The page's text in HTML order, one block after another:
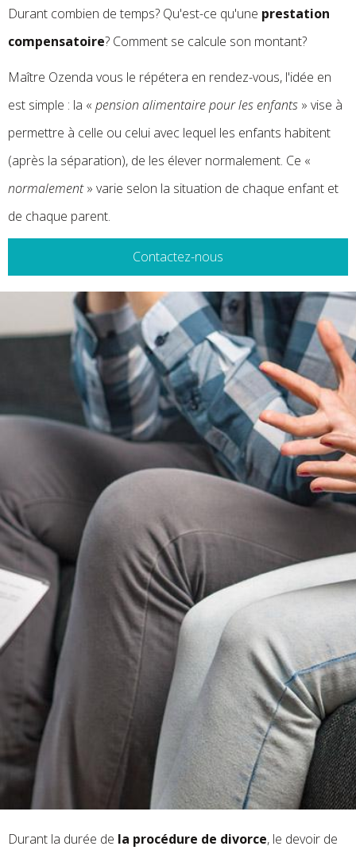
Durant combien de temps? Qu'est-ce qu'une prestation
compensatoire? Comment se calcule son montant?
Maître Ozenda vous le répétera en rendez-vous, l'idée en
est simple : la « pension alimentaire pour les enfants » vise à
permettre à celle ou celui avec lequel les enfants habitent
(après la séparation), de les élever normalement. Ce «
normalement» varie selon la situation de chaque enfant et
de chaque parent.
Contactez-nous
Durant la durée de la procédure de divorce, le devoir de